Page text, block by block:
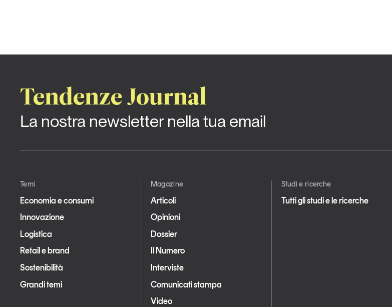
Tendenze Journal
La nostra newsletter nella tua email
Temi
Economia e consumi
Innovazione
Logistica
Retail e brand
Sostenibilità
Grandi temi
Magazine
Articoli
Opinioni
Dossier
Il Numero
Interviste
Comunicati stampa
Video
Studi e ricerche
Tutti gli studi e le ricerche